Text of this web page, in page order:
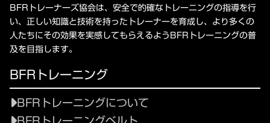
BFRトレーナーズ協会は、安全で的確なトレーニングの指導を行
い、正しい知識と技術を持ったトレーナーを育成し、より多くの
人たちにその効果を実感してもらえるようBFRトレーニングの普
及を目指します。
BFRトレーニング
BFRトレーニングについて